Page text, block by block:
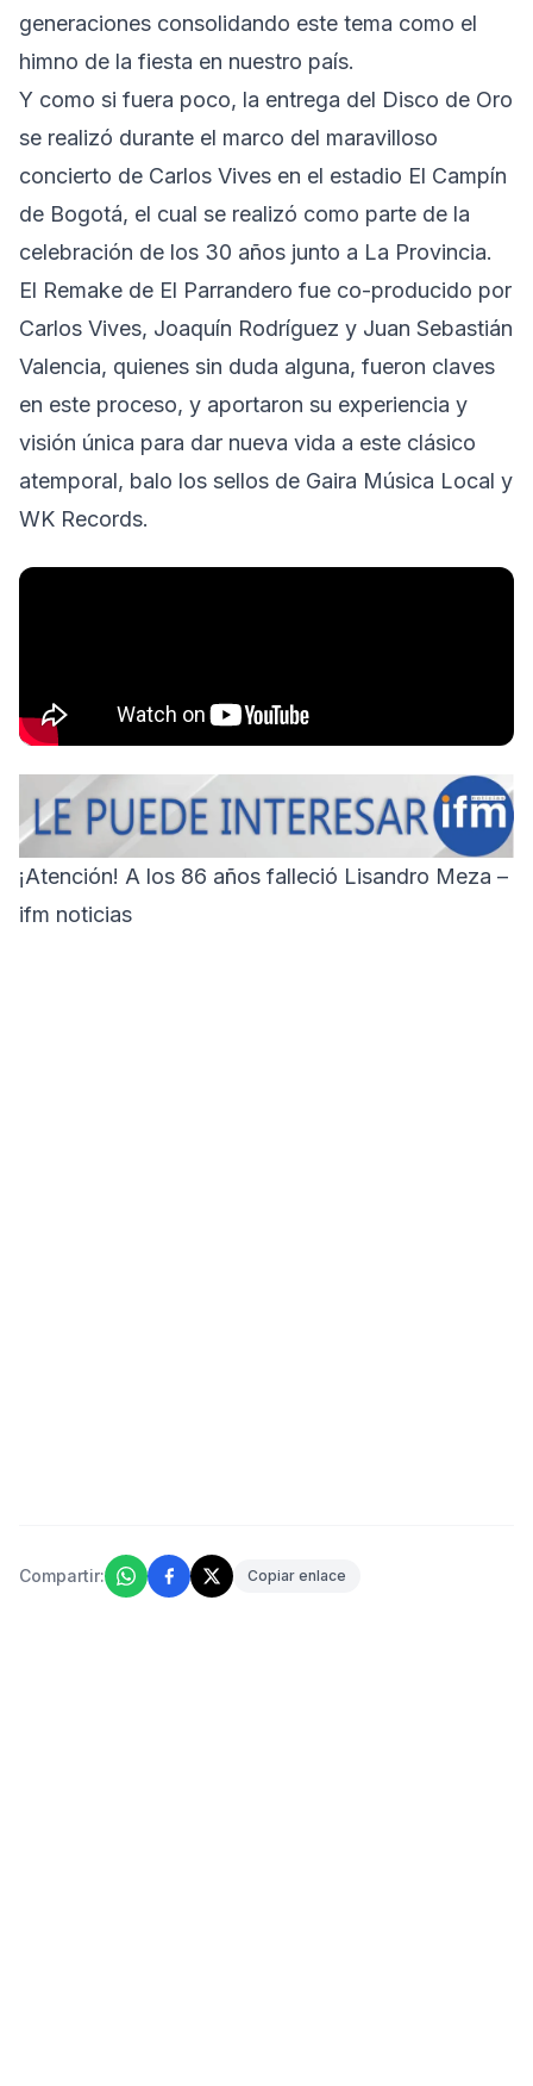
generaciones consolidando este tema como el
himno de la fiesta en nuestro país.
Y como si fuera poco, la entrega del Disco de Oro
se realizó durante el marco del maravilloso
concierto de Carlos Vives en el estadio El Campín
de Bogotá, el cual se realizó como parte de la
celebración de los 30 años junto a La Provincia.
El Remake de El Parrandero fue co-producido por
Carlos Vives, Joaquín Rodríguez y Juan Sebastián
Valencia, quienes sin duda alguna, fueron claves
en este proceso, y aportaron su experiencia y
visión única para dar nueva vida a este clásico
atemporal, balo los sellos de Gaira Música Local y
WK Records.
¡Atención! A los 86 años falleció Lisandro Meza –
ifm noticias
Compartir: Copiar enlace